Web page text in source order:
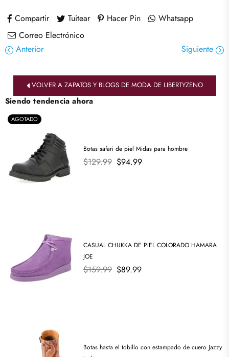
Compartir Tuitear Hacer Pin
Whatsapp
Correo Electrónico
Anterior
Siguiente
VOLVER A ZAPATOS Y BLOGS DE MODA DE LIBERTYZENO
Siendo tendencia ahora
AGOTADO
Botas safari de piel Midas para hombre
Precio
$129.99 $94.99
CASUAL CHUKKA DE PIEL COLORADO HAMARA
JOE
Precio
$159.99 $89.99
Botas hasta el tobillo con estampado de cuero Jazzy